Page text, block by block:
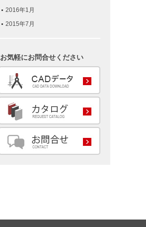
2016年1月
2015年7月
お気軽にお問合せください